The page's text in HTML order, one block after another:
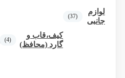
لوازم
جانبی
(37)
کیف،قاب و
گارد (محافظ)
(4)